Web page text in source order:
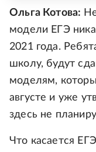
Ольга Котова:
модели ЕГЭ
2021 года.
школу, будут
моделям,
августе и уже
здесь не
Что касается